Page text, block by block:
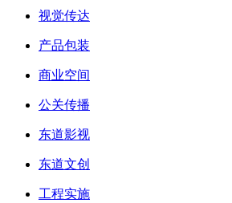
视觉传达
产品包装
商业空间
公关传播
东道影视
东道文创
工程实施